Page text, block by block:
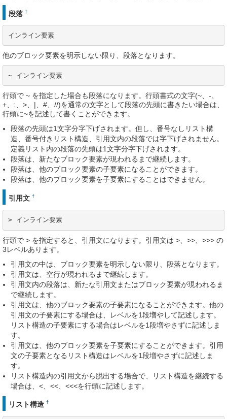
段落 †
インライン要素
他のブロック要素を明示しない限り、段落となります。
~ インライン要素
行頭で ~ を指定した場合も段落になります。行頭書式の文字(~、-、
+、:、>、|、#、//)を通常の文字として段落の先頭に書きたい場合は、
行頭に~を記述して書くことができます。
段落の先頭は1文字分字下げされます。但し、番号なしリスト構
造、番号付きリスト構造、引用文内の段落では字下げされません。
定義リスト内の段落の先頭は1文字分字下げされます。
段落は、新たなブロック要素が現われるまで継続します。
段落は、他のブロック要素の子要素になることができます。
段落は、他のブロック要素を子要素にすることはできません。
引用文 †
> インライン要素
行頭で > を指定すると、引用文になります。引用文は >、>>、>>> の
3レベルあります。
引用文の中は、ブロック要素を明示しない限り、段落となります。
引用文は、空行が現われるまで継続します。
引用文内の段落は、新たな引用文またはブロック要素が現われるま
で継続します。
引用文は、他のブロック要素の子要素になることができます。他の
引用文の子要素にする場合は、レベルを1段増やして記述します。
リスト構造の子要素にする場合はレベルを1段増やさずに記述しま
す。
引用文は、他のブロック要素を子要素にすることができます。引用
文の子要素となるリスト構造はレベルを1段増やさずに記述しま
す。
リスト構造内の引用文から脱出する場合で、リスト構造を継続する
場合は、<、<<、<<<を行頭に記述します。
リスト構造 †